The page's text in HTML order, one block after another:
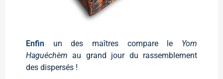
Enfin un des maîtres compare le Yom
Haguéchèm au grand jour du rassemblement
des dispersés !